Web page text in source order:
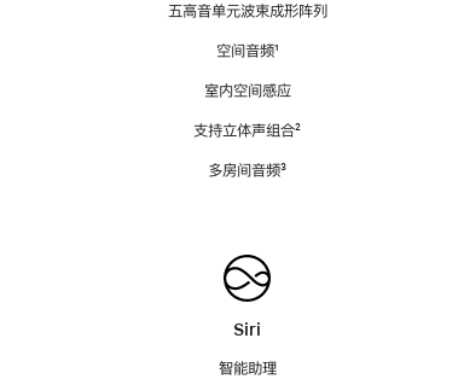
五高音单元波束成形阵列
空间音频脚
¹
室内空间感应
支持立体声组合脚
²
多房间音频脚
³
Siri
智能助理